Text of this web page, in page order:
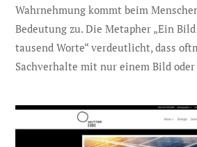
Wahrnehmung kommt beim
Bedeutung zu. Die Metapher „Ein
tausend Worte“ verdeutlicht, dass
Sachverhalte mit nur einem Bild oder